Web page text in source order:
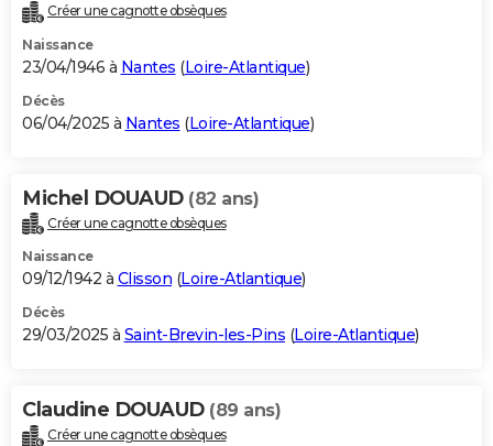
Créer une cagnotte obsèques
Naissance
23/04/1946 à Nantes (Loire-Atlantique)
Décès
06/04/2025 à Nantes (Loire-Atlantique)
Michel DOUAUD (82 ans)
Créer une cagnotte obsèques
Naissance
09/12/1942 à Clisson (Loire-Atlantique)
Décès
29/03/2025 à Saint-Brevin-les-Pins (Loire-Atlantique)
Claudine DOUAUD (89 ans)
Créer une cagnotte obsèques